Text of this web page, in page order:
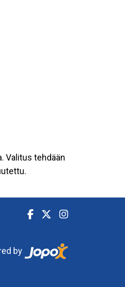
Valitus tehdään
by